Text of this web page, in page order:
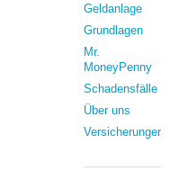
Geldanlage
Grundlagen
Mr.
MoneyPenny
Schadensfälle
Über uns
Versicherungen